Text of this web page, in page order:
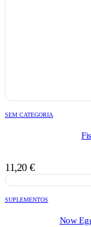
SEM CATEGORIA
11,20 €
SUPLEMENTOS
Now